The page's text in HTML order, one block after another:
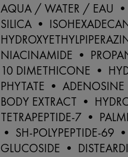
AQUA / WATER / EAU
SILICA •
NIACINAMIDE •
10 DIMETHICONE •
PHYTATE •
BODY EXTRACT •
TETRAPEPTIDE-7 •
• SH-POLYPEPTIDE-69
GLUCOSIDE •